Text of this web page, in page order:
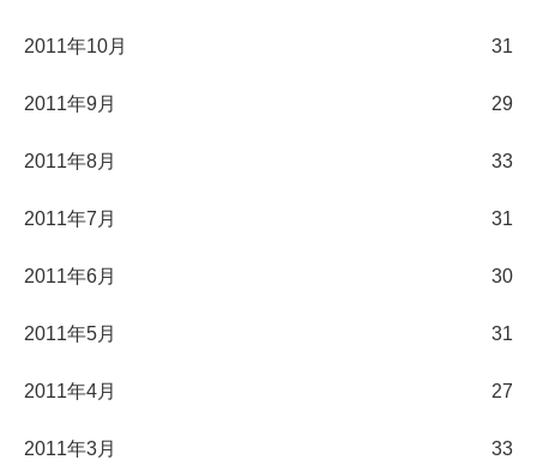
2011年10月 31
2011年9月 29
2011年8月 33
2011年7月 31
2011年6月 30
2011年5月 31
2011年4月 27
2011年3月 33